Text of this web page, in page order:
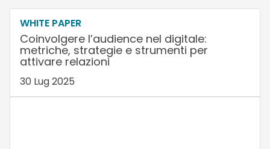
WHITE PAPER
Coinvolgere l’audience nel digitale:
metriche, strategie e strumenti per
attivare relazioni
30 Lug 2025